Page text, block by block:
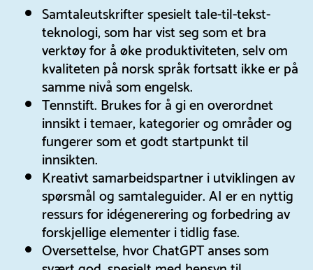
Samtaleutskrifter spesielt tale-til-tekst-
teknologi, som har vist seg som et bra
verktøy for å øke produktiviteten, selv om
kvaliteten på norsk språk fortsatt ikke er på
samme nivå som engelsk.
Tennstift. Brukes for å gi en overordnet
innsikt i temaer, kategorier og områder og
fungerer som et godt startpunkt til
innsikten.
Kreativt samarbeidspartner i utviklingen av
spørsmål og samtaleguider. AI er en nyttig
ressurs for idégenerering og forbedring av
forskjellige elementer i tidlig fase.
Oversettelse, hvor ChatGPT anses som